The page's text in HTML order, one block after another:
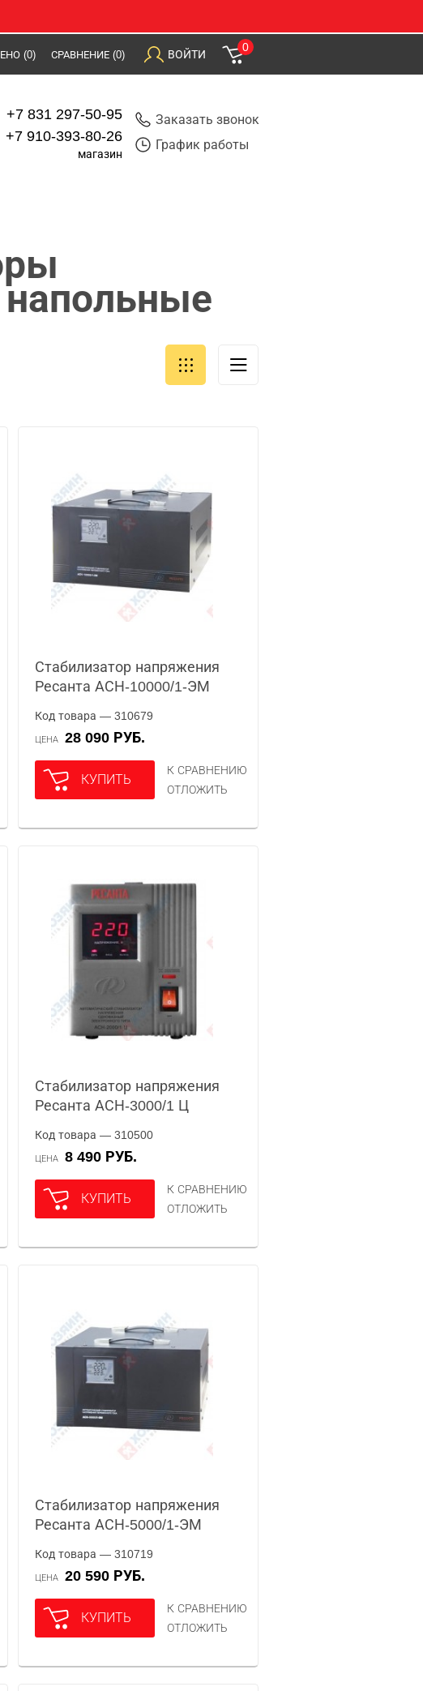
(0) СРАВНЕНИЕ (0) ВОЙТИ
0
+7 831 297-50-95
+7 910-393-80-26
магазин
Заказать звонок
График работы
Стабилизатор напряжения
Ресанта АСН-10000/1-ЭМ
Код товара — 310679
ЦЕНА 28 090 РУБ.
КУПИТЬ
К СРАВНЕНИЮ
ОТЛОЖИТЬ
Стабилизатор напряжения
Ресанта АСН-3000/1 Ц
Код товара — 310500
ЦЕНА 8 490 РУБ.
КУПИТЬ
К СРАВНЕНИЮ
ОТЛОЖИТЬ
Стабилизатор напряжения
Ресанта АСН-5000/1-ЭМ
Код товара — 310719
ЦЕНА 20 590 РУБ.
КУПИТЬ
К СРАВНЕНИЮ
ОТЛОЖИТЬ